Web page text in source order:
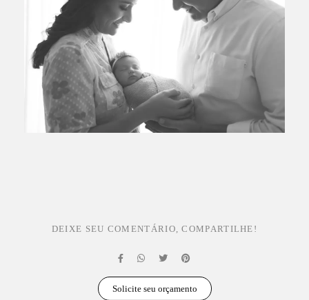
DEIXE SEU COMENTÁRIO, COMPARTILHE!
Solicite seu orçamento